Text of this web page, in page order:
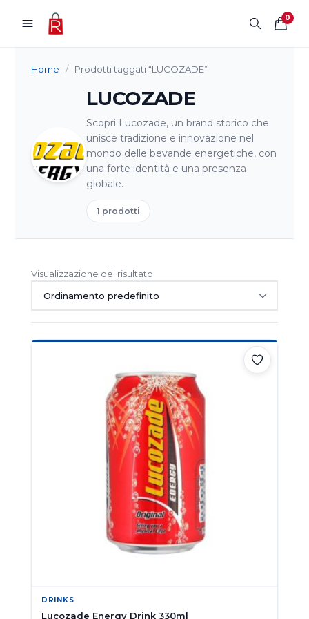
0
Home / Prodotti taggati “LUCOZADE”
LUCOZADE
Scopri Lucozade, un brand storico che
unisce tradizione e innovazione nel
mondo delle bevande energetiche, con
una forte identità e una presenza
globale.
1 prodotti
Visualizzazione del risultato
DRINKS
Lucozade Energy Drink 330ml